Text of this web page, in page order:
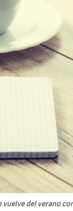
del verano